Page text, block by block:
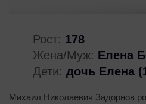
Рост: 178
Жена/Муж: Елена
Дети: дочь Елена
Михаил Николаевич Задорнов